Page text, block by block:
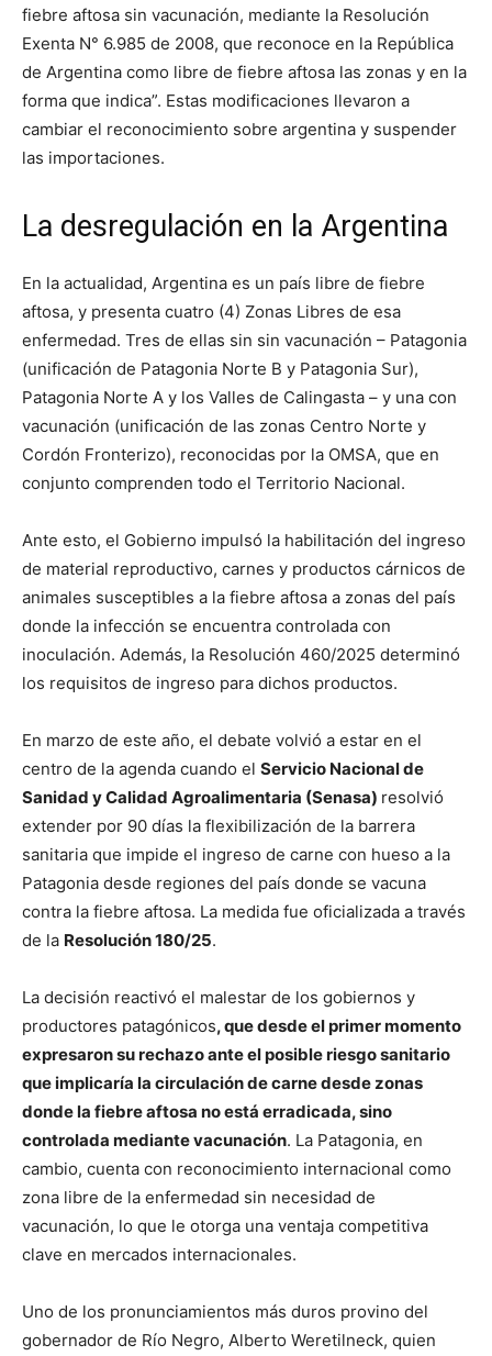
fiebre aftosa sin vacunación, mediante la Resolución
Exenta N° 6.985 de 2008, que reconoce en la República
de Argentina como libre de fiebre aftosa las zonas y en la
forma que indica”. Estas modificaciones llevaron a
cambiar el reconocimiento sobre argentina y suspender
las importaciones.
La desregulación en la Argentina
En la actualidad, Argentina es un país libre de fiebre
aftosa, y presenta cuatro (4) Zonas Libres de esa
enfermedad. Tres de ellas sin sin vacunación – Patagonia
(unificación de Patagonia Norte B y Patagonia Sur),
Patagonia Norte A y los Valles de Calingasta – y una con
vacunación (unificación de las zonas Centro Norte y
Cordón Fronterizo), reconocidas por la OMSA, que en
conjunto comprenden todo el Territorio Nacional.
Ante esto, el Gobierno impulsó la habilitación del ingreso
de material reproductivo, carnes y productos cárnicos de
animales susceptibles a la fiebre aftosa a zonas del país
donde la infección se encuentra controlada con
inoculación. Además, la Resolución 460/2025 determinó
los requisitos de ingreso para dichos productos.
En marzo de este año, el debate volvió a estar en el
centro de la agenda cuando el Servicio Nacional de
Sanidad y Calidad Agroalimentaria (Senasa) resolvió
extender por 90 días la flexibilización de la barrera
sanitaria que impide el ingreso de carne con hueso a la
Patagonia desde regiones del país donde se vacuna
contra la fiebre aftosa. La medida fue oficializada a través
de la Resolución 180/25.
La decisión reactivó el malestar de los gobiernos y
productores patagónicos, que desde el primer momento
expresaron su rechazo ante el posible riesgo sanitario
que implicaría la circulación de carne desde zonas
donde la fiebre aftosa no está erradicada, sino
controlada mediante vacunación. La Patagonia, en
cambio, cuenta con reconocimiento internacional como
zona libre de la enfermedad sin necesidad de
vacunación, lo que le otorga una ventaja competitiva
clave en mercados internacionales.
Uno de los pronunciamientos más duros provino del
gobernador de Río Negro, Alberto Weretilneck, quien